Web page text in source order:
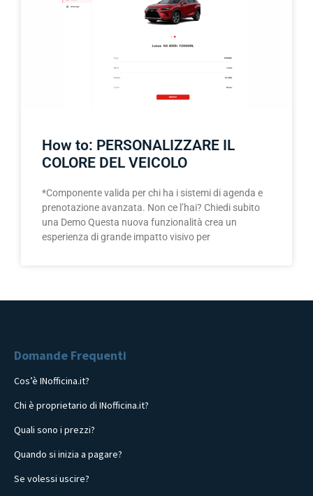
How to: PERSONALIZZARE IL
COLORE DEL VEICOLO
*Componente valida per chi ha i sistemi di agenda e
prenotazione avanzata. Non ce l’hai? Chiedi subito
una Demo Questa nuova funzionalità crea un
esperienza di grande impatto visivo per
Domande Frequenti
Cos’è INofficina.it?
Chi è proprietario di INofficina.it?
Quali sono i prezzi?
Quando si inizia a pagare?
Se volessi uscire?